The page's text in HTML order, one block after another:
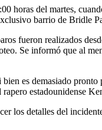
horas del martes,
barrio de Bridle
fueron realizados
Se informó que al
es demasiado
estadounidense
los detalles del